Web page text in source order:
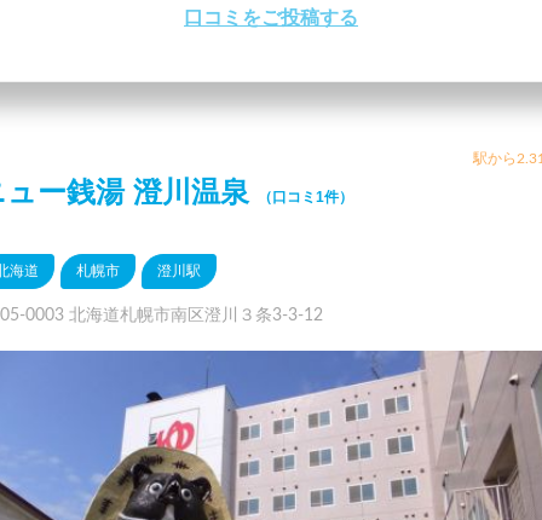
口コミをご投稿する
駅から
ュー銭湯 澄川温泉 （口コミ1件）
海道 札幌市 澄川駅
0003 北海道札幌市南区澄川３条3-3-12